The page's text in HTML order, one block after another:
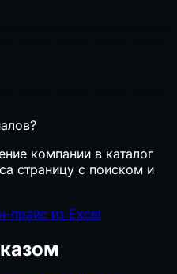
компании в каталог
страницу с поиском и
прайс из Excel